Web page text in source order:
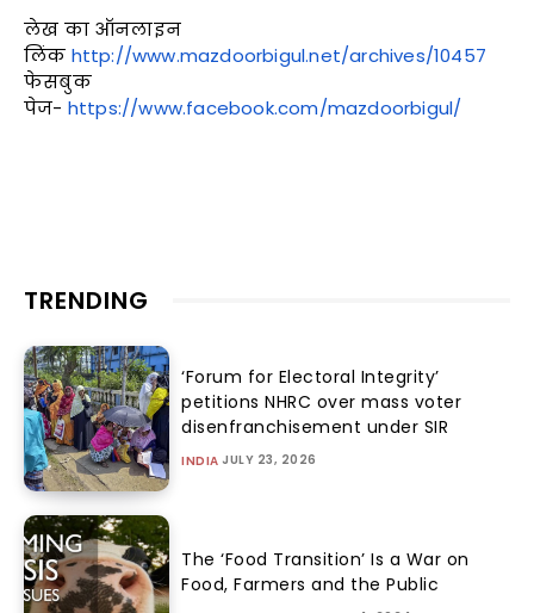
लेख का ऑनलाइन
लिंक http://www.mazdoorbigul.net/archives/10457
फेसबुक
पेज- https://www.facebook.com/mazdoorbigul/
TRENDING
‘Forum for Electoral Integrity’
petitions NHRC over mass voter
disenfranchisement under SIR
INDIA JULY 23, 2026
The ‘Food Transition’ Is a War on
Food, Farmers and the Public